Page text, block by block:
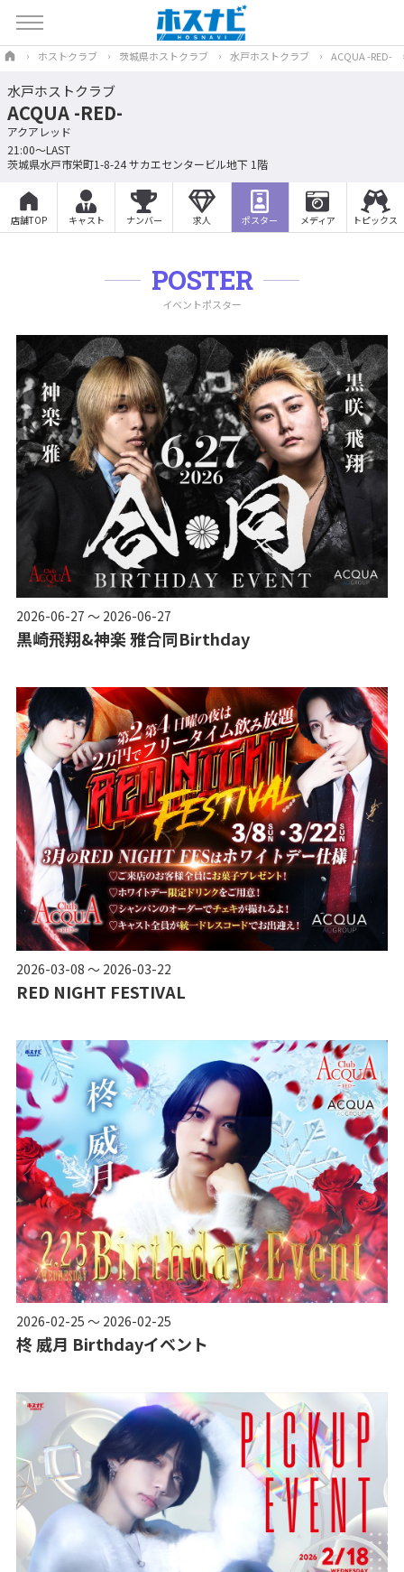
ホストクラブ 茨城県ホストクラブ 水戸ホストクラブ ACQUA -RED-
水戸ホストクラブ
ACQUA -RED-
アクアレッド
21:00～LAST
茨城県水戸市栄町1-8-24 サカエセンタービル地下 1階
店舗TOP キャスト ナンバー 求人 ポスター メディア トピックス
POSTER
イベントポスター
2026-06-27 ～ 2026-06-27
黒崎飛翔&神楽 雅合同Birthday
2026-03-08 ～ 2026-03-22
RED NIGHT FESTIVAL
2026-02-25 ～ 2026-02-25
柊 威月 Birthdayイベント